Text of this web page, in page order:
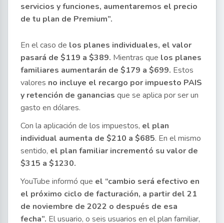
servicios y funciones, aumentaremos el precio
de tu plan de Premium”.
En el caso de los planes individuales, el valor
pasará de $119 a $389. Mientras que los planes
familiares aumentarán de $179 a $699. Estos
valores no incluye el recargo por impuesto PAIS
y retención de ganancias que se aplica por ser un
gasto en dólares.
Con la aplicación de los impuestos, el plan
individual aumenta de $210 a $685. En el mismo
sentido, el plan familiar incrementó su valor de
$315 a $1230.
YouTube informó que el “cambio será efectivo en
el próximo ciclo de facturación, a partir del 21
de noviembre de 2022 o después de esa
fecha”. El usuario, o seis usuarios en el plan familiar,